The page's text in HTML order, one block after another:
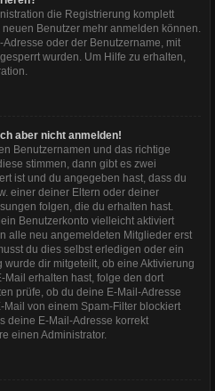
die Registrierung komplett
Benutzer mehr anmelden können.
oder der Benutzername, mit
wurden. Um Hilfe zu erhalten,
aber nicht anmelden!
Benutzernamen und das richtige
stimmen, dann gibt es zwei
ist und du angegeben hast, dass du
einer deiner Eltern oder deiner
folgen, die du erhalten hast.
Benutzerkonto vielleicht aktiviert
alle neu angemeldeten Mitglieder erst
du dies selbst erledigen oder ein
dir mitgeteilt, ob eine Aktivierung
Mail erhalten hast, folge den dort
prüfe, ob du deine E-Mail-Adresse
von einem Spam-Filter blockiert
deine E-Mail-Adresse korrekt
einen Administrator.